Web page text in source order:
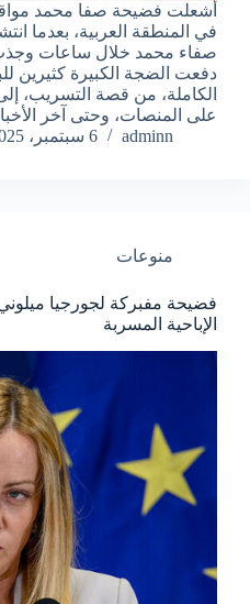
أشعلت فضيحة صفا محمد
في المنطقة العربية، بعدما
صفاء محمد خلال ساعات
دفعت الضجة الكبيرة كثيرين
الكاملة، من قصة التسريب،
على المنصات، وحتى آخر
adminn
6 سبتمبر، 2025
منوعات
الإباحية المسربة